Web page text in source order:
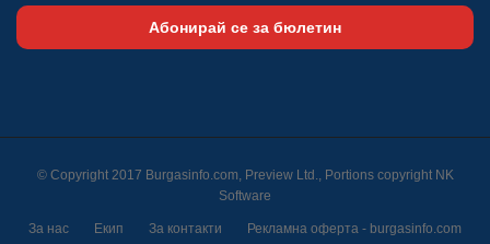
Абонирай се за бюлетин
© Copyright 2017 Burgasinfo.com, Preview Ltd., Portions copyright NK
Software
За нас Екип За контакти Рекламна оферта - burgasinfo.com